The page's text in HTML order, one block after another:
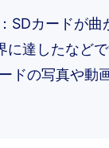
SDカードが曲
達したなど
ドの写真や動